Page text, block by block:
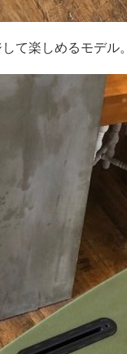
て楽しめるモデル。